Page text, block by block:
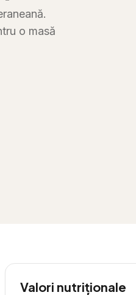
o masă
Valori nutriționale